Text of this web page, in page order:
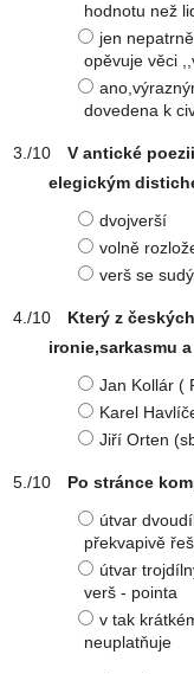
hodnotu než
jen
opěvuje věci
dovedena k
V antické
elegickým
dvojverší
volně
verš se
Který z
ironie,sarkasmu
Jan Kollár (
Karel
Jiří Orten
Po stránce
útvar
překvapivě
útvar
verš - pointa
v tak
neuplatňuje